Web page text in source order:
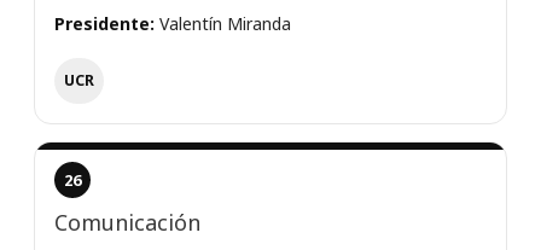
Presidente: Valentín Miranda
UCR
26
Comunicación